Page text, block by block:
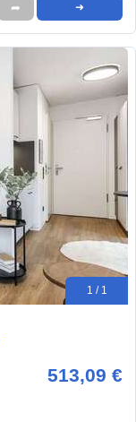
➦ ➜
1 / 1
513,09 €